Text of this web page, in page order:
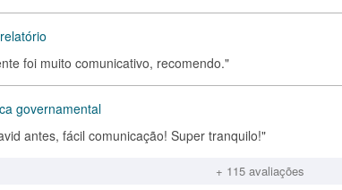
foi muito comunicativo, recomendo."
governamental
antes, fácil comunicação! Super tranquilo!"
+ 115 avaliações